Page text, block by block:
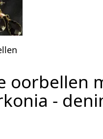
oorbellen
-